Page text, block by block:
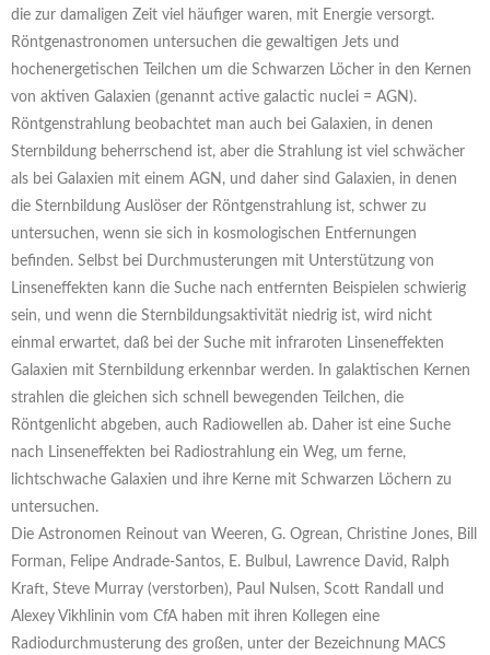
die zur damaligen Zeit viel häufiger waren, mit Energie versorgt.
Röntgenastronomen untersuchen die gewaltigen Jets und
hochenergetischen Teilchen um die Schwarzen Löcher in den Kernen
von aktiven Galaxien (genannt active galactic nuclei = AGN).
Röntgenstrahlung beobachtet man auch bei Galaxien, in denen
Sternbildung beherrschend ist, aber die Strahlung ist viel schwächer
als bei Galaxien mit einem AGN, und daher sind Galaxien, in denen
die Sternbildung Auslöser der Röntgenstrahlung ist, schwer zu
untersuchen, wenn sie sich in kosmologischen Entfernungen
befinden. Selbst bei Durchmusterungen mit Unterstützung von
Linseneffekten kann die Suche nach entfernten Beispielen schwierig
sein, und wenn die Sternbildungsaktivität niedrig ist, wird nicht
einmal erwartet, daß bei der Suche mit infraroten Linseneffekten
Galaxien mit Sternbildung erkennbar werden. In galaktischen Kernen
strahlen die gleichen sich schnell bewegenden Teilchen, die
Röntgenlicht abgeben, auch Radiowellen ab. Daher ist eine Suche
nach Linseneffekten bei Radiostrahlung ein Weg, um ferne,
lichtschwache Galaxien und ihre Kerne mit Schwarzen Löchern zu
untersuchen.
Die Astronomen Reinout van Weeren, G. Ogrean, Christine Jones, Bill
Forman, Felipe Andrade-Santos, E. Bulbul, Lawrence David, Ralph
Kraft, Steve Murray (verstorben), Paul Nulsen, Scott Randall und
Alexey Vikhlinin vom CfA haben mit ihren Kollegen eine
Radiodurchmusterung des großen, unter der Bezeichnung MACS